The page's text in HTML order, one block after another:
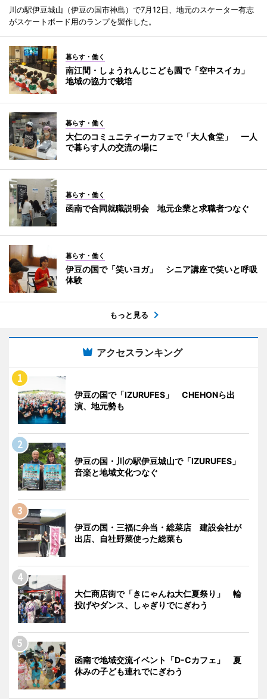
川の駅伊豆城山（伊豆の国市神島）で7月12日、地元のスケーター有志
がスケートボード用のランプを製作した。
暮らす・働く
南江間・しょうれんじこども園で「空中スイカ」
地域の協力で栽培
暮らす・働く
大仁のコミュニティーカフェで「大人食堂」 一人
で暮らす人の交流の場に
暮らす・働く
函南で合同就職説明会 地元企業と求職者つなぐ
暮らす・働く
伊豆の国で「笑いヨガ」 シニア講座で笑いと呼吸
体験
もっと見る
アクセスランキング
伊豆の国で「IZURUFES」 CHEHONら出
演、地元勢も
伊豆の国・川の駅伊豆城山で「IZURUFES」
音楽と地域文化つなぐ
伊豆の国・三福に弁当・総菜店 建設会社が
出店、自社野菜使った総菜も
大仁商店街で「きにゃんね大仁夏祭り」 輪
投げやダンス、しゃぎりでにぎわう
函南で地域交流イベント「D-Cカフェ」 夏
休みの子ども連れでにぎわう